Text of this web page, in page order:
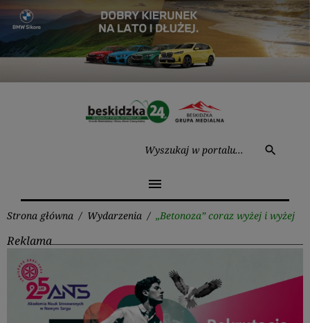
Przejdź
treści
search
menu
Strona główna / Wydarzenia / „Betonoza” coraz wyżej i wyżej
Reklama